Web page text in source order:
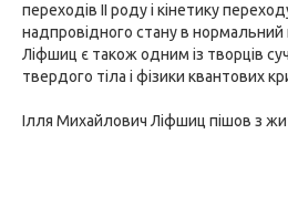
переходів II роду і кінетику
надпровідного стану в нормальний
Ліфшиц є також одним із творців
твердого тіла і фізики квантових
Ілля Михайлович Ліфшиц пішов з